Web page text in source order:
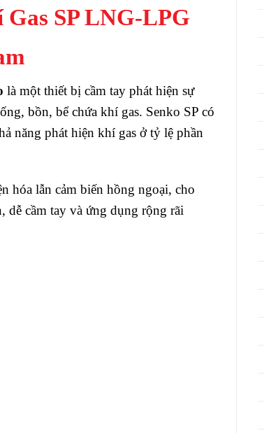
SP LNG-LPG
là một thiết bị cầm tay phát hiện sự
bồn, bể chứa khí gas. Senko SP có
năng phát hiện khí gas ở tỷ lệ phần
hóa lẫn cảm biến hồng ngoại, cho
cầm tay và ứng dụng rộng rãi